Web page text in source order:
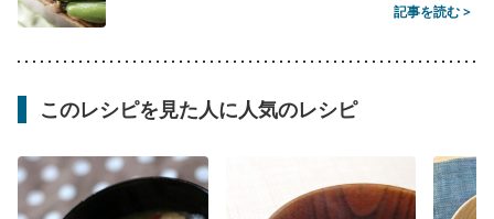
記事を読む >
このレシピを見た人に人気のレシピ